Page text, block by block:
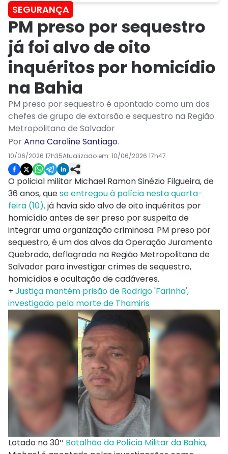
SEGURANÇA
PM preso por sequestro
já foi alvo de oito
inquéritos por homicídio
na Bahia
PM preso por sequestro é apontado como um dos
chefes de grupo de extorsão e sequestro na Região
Metropolitana de Salvador
PorAnna Caroline Santiago.
10/06/2026 17h35Atualizado em: 10/06/2026 17h47
O policial militar Michael Ramon Sinézio Filgueira, de
36 anos, quese entregou à polícia nesta quarta-
feira (10),já havia sido alvo de oito inquéritos por
homicídio antes de ser preso por suspeita de
integrar uma organização criminosa. PM preso por
sequestro, é um dos alvos da Operação Juramento
Quebrado, deflagrada na Região Metropolitana de
Salvador para investigar crimes de sequestro,
homicídios e ocultação de cadáveres.
+ Justiça mantém prisão de Rodrigo 'Farinha',
investigado pela morte de Thamiris
Lotado no 30º Batalhão da Polícia Militar da Bahia,